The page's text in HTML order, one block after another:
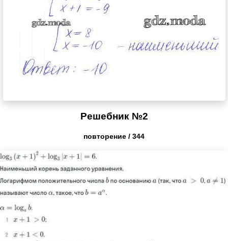
Решебник №2
повторение / 344